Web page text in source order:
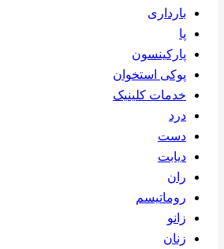
بارداری
پا
پارکینسون
پوکی استخوان
خدمات کلینیک
درد
دست
دیابت
ران
روماتیسم
زانو
زنان